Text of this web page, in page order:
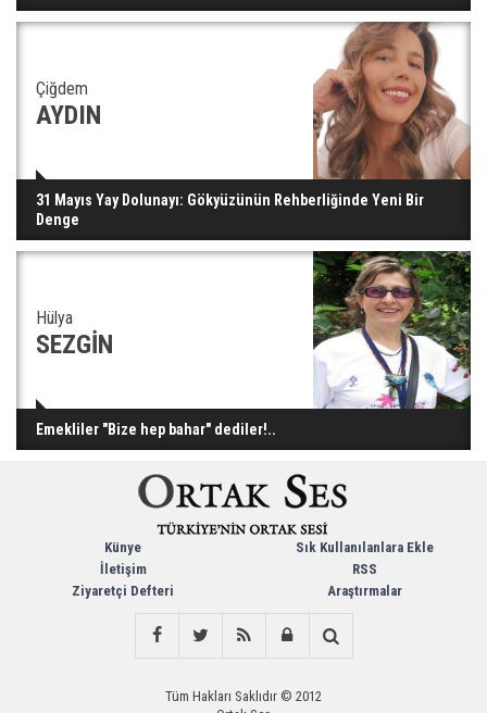
Çiğdem
AYDIN
31 Mayıs Yay Dolunayı: Gökyüzünün Rehberliğinde Yeni Bir
Denge
Hülya
SEZGİN
Emekliler "Bize hep bahar" dediler!..
Künye
İletişim
Ziyaretçi Defteri
Sık Kullanılanlara Ekle
RSS
Araştırmalar
Tüm Hakları Saklıdır © 2012